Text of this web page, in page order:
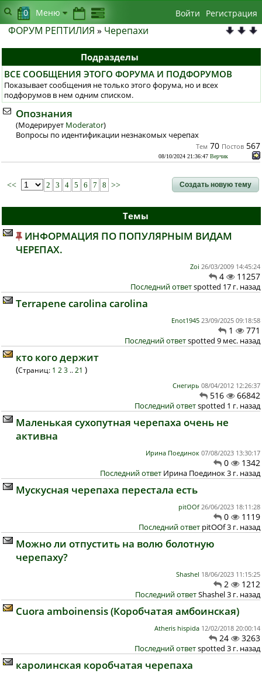
ФОРУМ РЕПТИЛИЯ » Черепахи
Подразделы
ВСЕ СООБЩЕНИЯ ЭТОГО ФОРУМА И ПОДФОРУМОВ
Показывает сообщения не только этого форума, но и всех
подфорумов в нем одним списком.
Опознания
(Модерирует Moderator)
Вопросы по идентификации незнакомых черепах
Тем 70 Постов 567
08/10/2024 21:36:47 Верчик
<< 2 3 4 5 6 7 8 >> Создать новую тему
Темы
ИНФОРМАЦИЯ ПО ПОПУЛЯРНЫМ ВИДАМ
ЧЕРЕПАХ.
Zoi 26/03/2009 14:45:24
4 11257
Последний ответspotted 17 г. назад
Terrapene carolina carolina
Enot1945 23/09/2025 09:18:58
1 771
Последний ответspotted 9 мес. назад
кто кого держит
(Страниц: 1 2 3 .. 21 )
Снегирь 08/04/2012 12:26:37
516 66842
Последний ответspotted 1 г. назад
Маленькая сухопутная черепаха очень не
активна
Ирина Поединок 07/08/2023 13:30:17
0 1342
Последний ответ Ирина Поединок 3 г. назад
Мускусная черепаха перестала есть
pitOOf 26/06/2023 18:11:28
0 1119
Последний ответ pitOOf 3 г. назад
Можно ли отпустить на волю болотную
черепаху?
Shashel 18/06/2023 11:15:25
2 1212
Последний ответShashel 3 г. назад
Cuora amboinensis (Коробчатая амбоинская)
Atheris hispida 12/02/2018 20:00:14
24 3263
Последний ответspotted 3 г. назад
каролинская коробчатая черепаха
0 Меню Войти Регистрация